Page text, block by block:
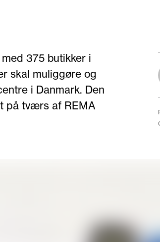
375 butikker i
skal muliggøre og
i Danmark. Den
på tværs af REMA